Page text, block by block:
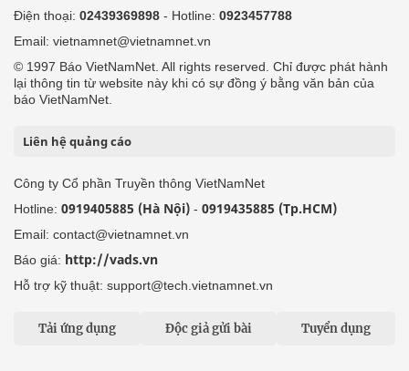
Điện thoại: 02439369898 - Hotline: 0923457788
Email: vietnamnet@vietnamnet.vn
© 1997 Báo VietNamNet. All rights reserved. Chỉ được phát hành
lại thông tin từ website này khi có sự đồng ý bằng văn bản của
báo VietNamNet.
Liên hệ quảng cáo
Công ty Cổ phần Truyền thông VietNamNet
Hotline: 0919405885 (Hà Nội) - 0919435885 (Tp.HCM)
Email: contact@vietnamnet.vn
Báo giá: http://vads.vn
Hỗ trợ kỹ thuật: support@tech.vietnamnet.vn
Tải ứng dụng Độc giả gửi bài Tuyển dụng